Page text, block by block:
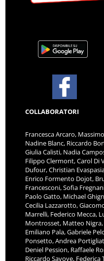
COLLABORATORI
Francesca Arcaro,
Nadine Blanc, Riccardo
Giulia Calisti, Nadia
Filippo Clermont, Carol Di
Dufour, Christian
Enrico Formento Dojot,
Francesconi, Sofia
Paolo Gatto, Michael
Cecilia Lazzarotto,
Marrelli, Federico Mecca,
Montrosset, Matteo
Emiliano Pala, Gabriele
Ponsetto, Andrea
Deniel Pession, Raffaele
Riccardo Savoye, Federica